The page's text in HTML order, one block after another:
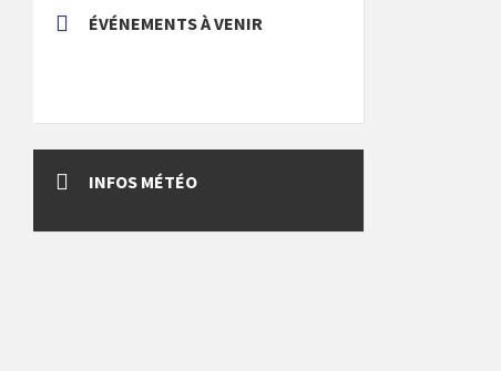
ÉVÉNEMENTS À VENIR
INFOS MÉTÉO